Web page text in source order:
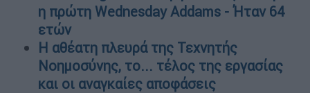
η πρώτη Wednesday Addams - Ήταν 64
ετών
Η αθέατη πλευρά της Τεχνητής
Νοημοσύνης, το... τέλος της εργασίας
και οι αναγκαίες αποφάσεις